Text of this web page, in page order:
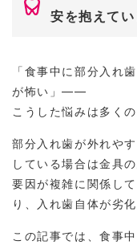
安を抱えて
「食事中に部分入れ
が怖い」――
こうした悩みは多く
部分入れ歯が外れや
している場合は金具
要因が複雑に関係し
り、入れ歯自体が劣
この記事では、食事